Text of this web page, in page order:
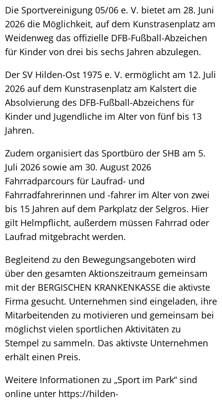
Die Sportvereinigung 05/06 e. V. bietet am 28. Juni
2026 die Möglichkeit, auf dem Kunstrasenplatz am
Weidenweg das offizielle DFB-Fußball-Abzeichen
für Kinder von drei bis sechs Jahren abzulegen.
Der SV Hilden-Ost 1975 e. V. ermöglicht am 12. Juli
2026 auf dem Kunstrasenplatz am Kalstert die
Absolvierung des DFB-Fußball-Abzeichens für
Kinder und Jugendliche im Alter von fünf bis 13
Jahren.
Zudem organisiert das Sportbüro der SHB am 5.
Juli 2026 sowie am 30. August 2026
Fahrradparcours für Laufrad- und
Fahrradfahrerinnen und -fahrer im Alter von zwei
bis 15 Jahren auf dem Parkplatz der Selgros. Hier
gilt Helmpflicht, außerdem müssen Fahrrad oder
Laufrad mitgebracht werden.
Begleitend zu den Bewegungsangeboten wird
über den gesamten Aktionszeitraum gemeinsam
mit der BERGISCHEN KRANKENKASSE die aktivste
Firma gesucht. Unternehmen sind eingeladen, ihre
Mitarbeitenden zu motivieren und gemeinsam bei
möglichst vielen sportlichen Aktivitäten zu
Stempel zu sammeln. Das aktivste Unternehmen
erhält einen Preis.
Weitere Informationen zu „Sport im Park“ sind
online unter https://hilden-